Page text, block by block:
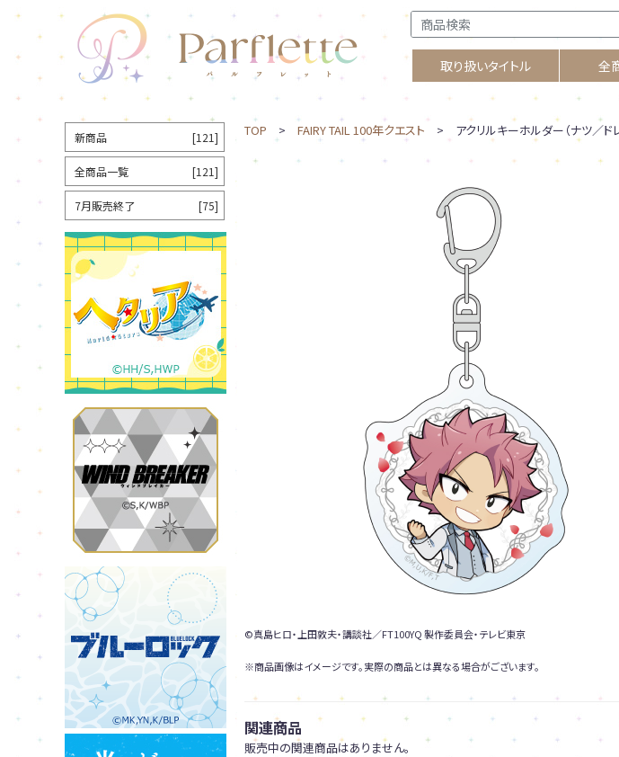
取り扱いタイトル 全
TOP > FAIRY TAIL 100年クエスト > アクリルキーホルダー（ナツ／ドレ
©真島ヒロ・上田敦夫・講談社／FT100YQ 製作委員会・テレビ東京
※商品画像はイメージです。実際の商品とは異なる場合がございます。
関連商品
販売中の関連商品はありません。
新商品 [121]
全商品一覧 [121]
7月販売終了 [75]